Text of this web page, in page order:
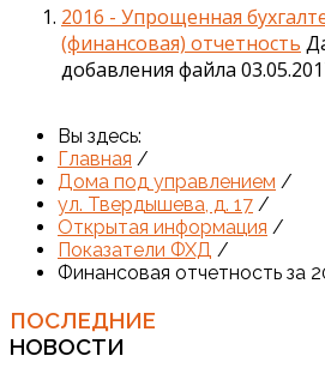
2016 - Упрощенная
(финансовая) отчетность
добавления файла
Вы здесь:
Главная /
Дома под управлением /
ул. Твердышева, д. 17 /
Открытая информация /
Показатели ФХД /
Финансовая отчетность за
ПОСЛЕДНИЕ
НОВОСТИ